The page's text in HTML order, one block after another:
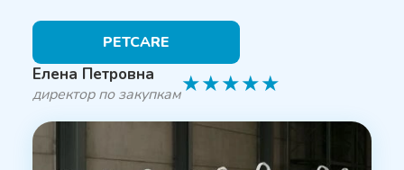
PETCARE
Елена Петровна
директор по закупкам★★★★★